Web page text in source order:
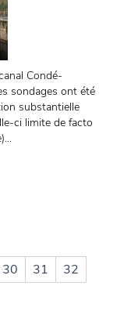
Condé-
sondages ont été
substantielle
ci limite de facto
30 31
32